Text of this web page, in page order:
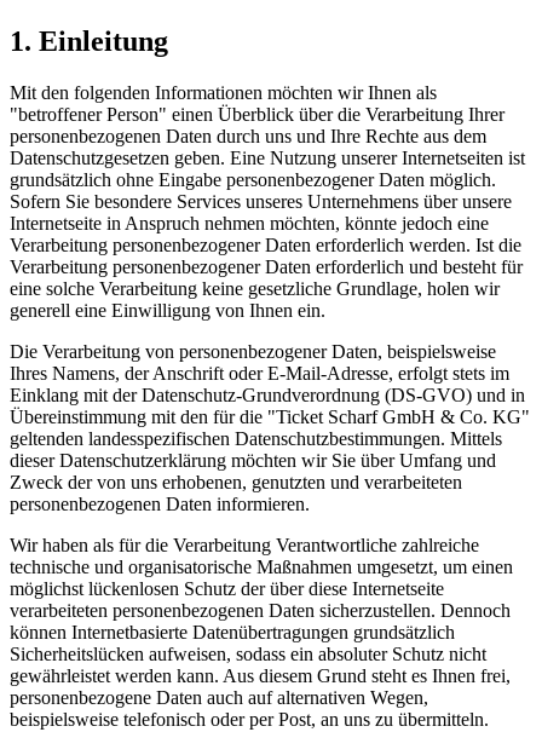
1. Einleitung
Mit den folgenden Informationen möchten wir Ihnen als
"betroffener Person" einen Überblick über die Verarbeitung Ihrer
personenbezogenen Daten durch uns und Ihre Rechte aus dem
Datenschutzgesetzen geben. Eine Nutzung unserer Internetseiten ist
grundsätzlich ohne Eingabe personenbezogener Daten möglich.
Sofern Sie besondere Services unseres Unternehmens über unsere
Internetseite in Anspruch nehmen möchten, könnte jedoch eine
Verarbeitung personenbezogener Daten erforderlich werden. Ist die
Verarbeitung personenbezogener Daten erforderlich und besteht für
eine solche Verarbeitung keine gesetzliche Grundlage, holen wir
generell eine Einwilligung von Ihnen ein.
Die Verarbeitung von personenbezogener Daten, beispielsweise
Ihres Namens, der Anschrift oder E-Mail-Adresse, erfolgt stets im
Einklang mit der Datenschutz-Grundverordnung (DS-GVO) und in
Übereinstimmung mit den für die "Ticket Scharf GmbH & Co. KG"
geltenden landesspezifischen Datenschutzbestimmungen. Mittels
dieser Datenschutzerklärung möchten wir Sie über Umfang und
Zweck der von uns erhobenen, genutzten und verarbeiteten
personenbezogenen Daten informieren.
Wir haben als für die Verarbeitung Verantwortliche zahlreiche
technische und organisatorische Maßnahmen umgesetzt, um einen
möglichst lückenlosen Schutz der über diese Internetseite
verarbeiteten personenbezogenen Daten sicherzustellen. Dennoch
können Internetbasierte Datenübertragungen grundsätzlich
Sicherheitslücken aufweisen, sodass ein absoluter Schutz nicht
gewährleistet werden kann. Aus diesem Grund steht es Ihnen frei,
personenbezogene Daten auch auf alternativen Wegen,
beispielsweise telefonisch oder per Post, an uns zu übermitteln.